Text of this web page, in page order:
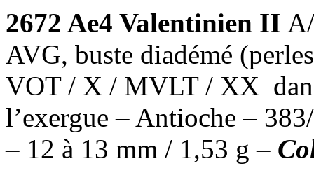
2672 Ae4 Valentinien II
AVG, buste diadémé
VOT / X / MVLT / XX
l’exergue – Antioche –
– 12 à 13 mm / 1,53 g –